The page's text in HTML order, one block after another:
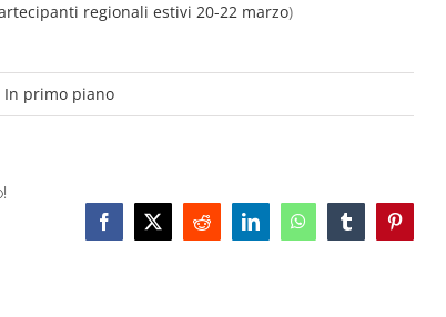
regionali estivi 20-22 marzo)
In primo piano
Facebook
X RedditLinkedInWhatsAppTumblrPinterest